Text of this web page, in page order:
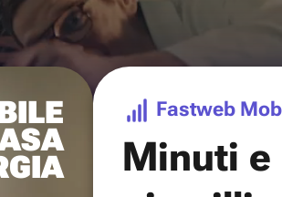
Fastweb
Minuti e